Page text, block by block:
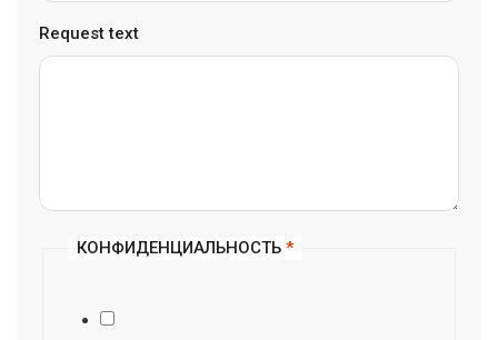
Наименование
имя
Request text
КОНФИДЕНЦИАЛЬНОСТЬ *